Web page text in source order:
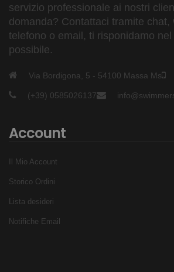
servizio professionale ai nostri
domanda? Contattaci tramite chat,
telefono o email, ti risponidamo
possibile.
Via Bordigona, 5 - 54100 Massa Ms
(+39) 0585026137
Account
Il Mio Account
Storico Ordini
Lista desideri
Notifiche Email